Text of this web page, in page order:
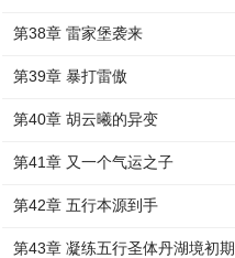
第38章 雷家堡袭来
第39章 暴打雷傲
第40章 胡云曦的异变
第41章 又一个气运之子
第42章 五行本源到手
第43章 凝练五行圣体丹湖境初期